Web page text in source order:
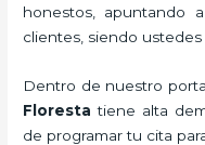
honestos, apuntando
clientes, siendo
Dentro de nuestro
Floresta tiene alta
de programar tu cita